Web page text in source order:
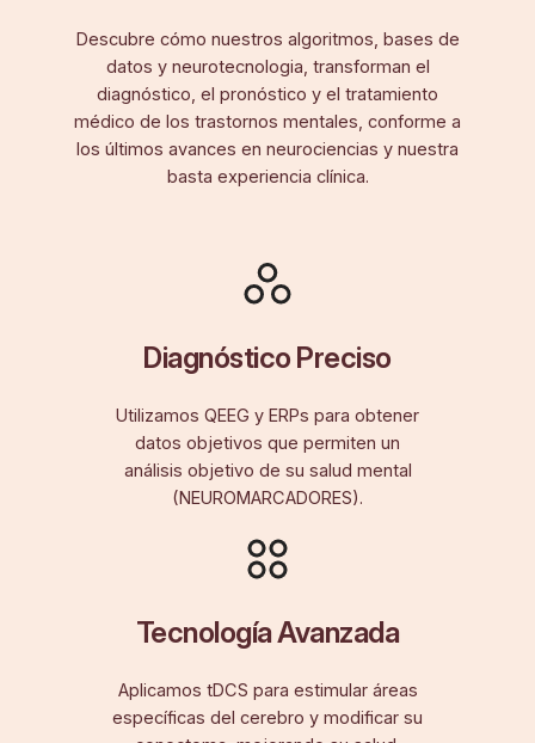
Descubre cómo nuestros algoritmos, bases de
datos y neurotecnologia, transforman el
diagnóstico, el pronóstico y el tratamiento
médico de los trastornos mentales, conforme a
los últimos avances en neurociencias y nuestra
basta experiencia clínica.
Diagnóstico Preciso
Utilizamos QEEG y ERPs para obtener
datos objetivos que permiten un
análisis objetivo de su salud mental
(NEUROMARCADORES).
Tecnología Avanzada
Aplicamos tDCS para estimular áreas
específicas del cerebro y modificar su